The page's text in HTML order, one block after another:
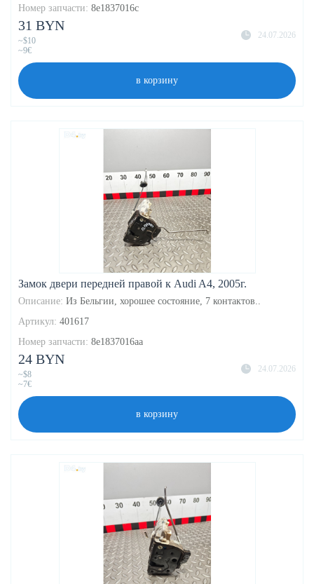
Номер запчасти: 8e1837016c
24.07.2026
31 BYN
~$10
~9€
в корзину
Замок двери передней правой к Audi A4, 2005г.
Описание: Из Бельгии, хорошее состояние, 7 контактов..
Артикул: 401617
Номер запчасти: 8e1837016aa
24.07.2026
24 BYN
~$8
~7€
в корзину